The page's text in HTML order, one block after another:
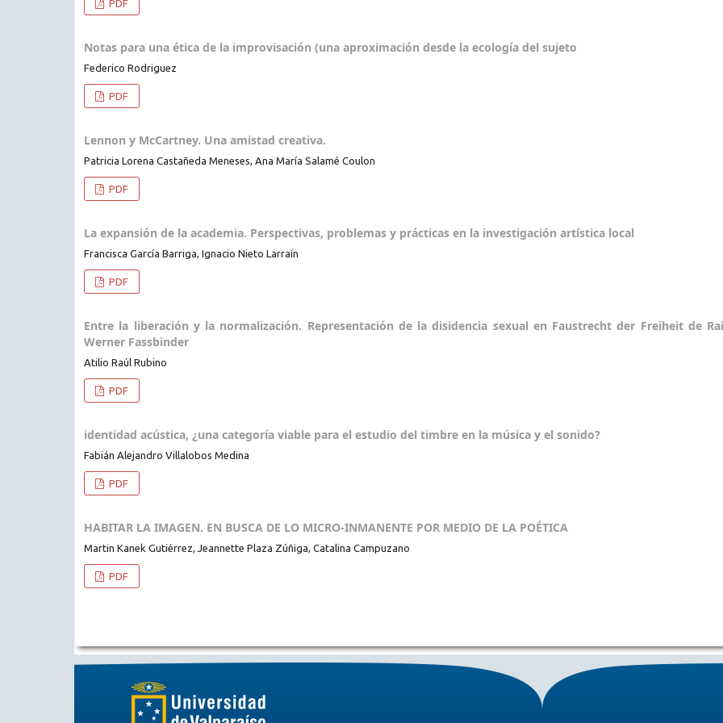
PDF
Notas para una ética de la improvisación (una aproximación desde la ecología del sujeto
Federico Rodriguez
PDF
Lennon y McCartney. Una amistad creativa.
Patricia Lorena Castañeda Meneses, Ana María Salamé Coulon
PDF
La expansión de la academia. Perspectivas, problemas y prácticas en la investigación artística local
Francisca García Barriga, Ignacio Nieto Larraín
PDF
Entre la liberación y la normalización. Representación de la disidencia sexual en Faustrecht der Freiheit de
Werner Fassbinder
Atilio Raúl Rubino
PDF
identidad acústica, ¿una categoría viable para el estudio del timbre en la música y el sonido?
Fabián Alejandro Villalobos Medina
PDF
HABITAR LA IMAGEN. EN BUSCA DE LO MICRO-INMANENTE POR MEDIO DE LA POÉTICA
Martin Kanek Gutiérrez, Jeannette Plaza Zúñiga, Catalina Campuzano
PDF